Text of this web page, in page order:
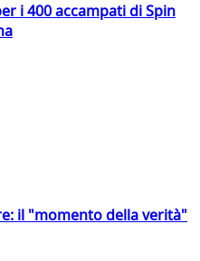
i 400 accampati di Spin
il "momento della verità"